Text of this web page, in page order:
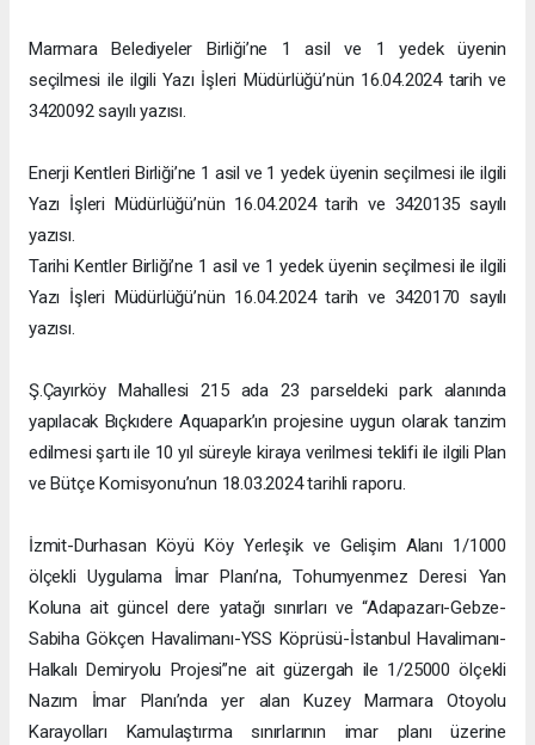
Marmara Belediyeler Birliği’ne 1 asil ve 1 yedek üyenin
seçilmesi ile ilgili Yazı İşleri Müdürlüğü’nün 16.04.2024 tarih ve
3420092 sayılı yazısı.
Enerji Kentleri Birliği’ne 1 asil ve 1 yedek üyenin seçilmesi ile ilgili
Yazı İşleri Müdürlüğü’nün 16.04.2024 tarih ve 3420135 sayılı
yazısı.
Tarihi Kentler Birliği’ne 1 asil ve 1 yedek üyenin seçilmesi ile ilgili
Yazı İşleri Müdürlüğü’nün 16.04.2024 tarih ve 3420170 sayılı
yazısı.
Ş.Çayırköy Mahallesi 215 ada 23 parseldeki park alanında
yapılacak Bıçkıdere Aquapark’ın projesine uygun olarak tanzim
edilmesi şartı ile 10 yıl süreyle kiraya verilmesi teklifi ile ilgili Plan
ve Bütçe Komisyonu’nun 18.03.2024 tarihli raporu.
İzmit-Durhasan Köyü Köy Yerleşik ve Gelişim Alanı 1/1000
ölçekli Uygulama İmar Planı’na, Tohumyenmez Deresi Yan
Koluna ait güncel dere yatağı sınırları ve “Adapazarı-Gebze-
Sabiha Gökçen Havalimanı-YSS Köprüsü-İstanbul Havalimanı-
Halkalı Demiryolu Projesi”ne ait güzergah ile 1/25000 ölçekli
Nazım İmar Planı’nda yer alan Kuzey Marmara Otoyolu
Karayolları Kamulaştırma sınırlarının imar planı üzerine